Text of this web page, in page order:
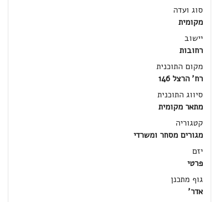
סוג ועדה
מקומית
יישוב
רחובות
מקום התוכנית
רח' הרצל 146
סיווג התוכנית
מתאר מקומית
קטגוריה
מגורים מסחר ומשרדי
יזם
פרטי
גוף מתכנן
אדר'